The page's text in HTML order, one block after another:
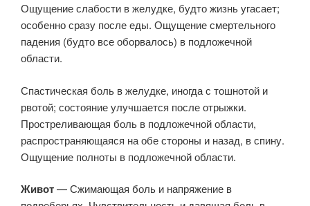
Ощущение слабости в желудке, будто жизнь угасает;
особенно сразу после еды. Ощущение смертельного
падения (будто все оборвалось) в подложечной
области.
Спастическая боль в желудке, иногда с тошнотой и
рвотой; состояние улучшается после отрыжки.
Простреливающая боль в подложечной области,
распространяющаяся на обе стороны и назад, в спину.
Ощущение полноты в подложечной области.
Живот— Сжимающая боль и напряжение в